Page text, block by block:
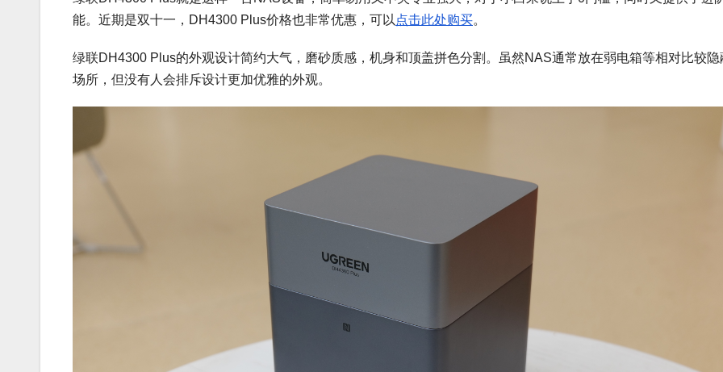
能。近期是双十一，DH4300 Plus价格也非常优惠，可以 点击此处购买。
绿联DH4300 Plus的外观设计简约大气，磨砂质感，机身和顶盖拼色分割。虽然NAS通常放在弱电箱等相对比较隐
场所，但没有人会排斥设计更加优雅的外观。